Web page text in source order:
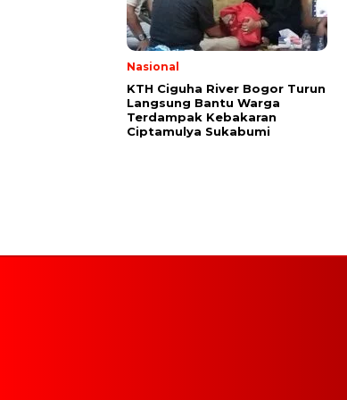
Nasional
KTH Ciguha River Bogor Turun
Langsung Bantu Warga
Terdampak Kebakaran
Ciptamulya Sukabumi